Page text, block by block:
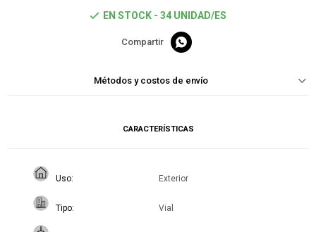
EN STOCK - 34 UNIDAD/ES

Métodos y costos de envío
CARACTERÍSTICAS
Uso Exterior
Tipo Vial